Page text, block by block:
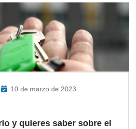
10 de marzo de 2023
y quieres saber sobre el